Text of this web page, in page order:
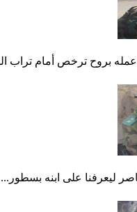
عمله بروح ترخص أمام
ليعرفنا على ابنه بسطور...